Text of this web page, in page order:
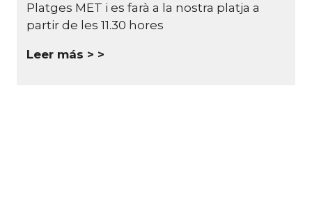
Platges MET i es farà a la nostra platja a
partir de les 11.30 hores
Leer más >